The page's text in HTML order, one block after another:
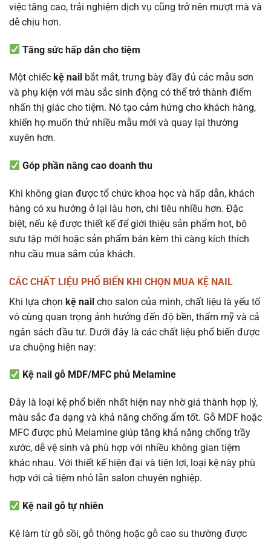
việc tăng cao, trải nghiệm dịch vụ cũng trở nên mượt mà và
dễ chịu hơn.
Tăng sức hấp dẫn cho tiệm
Một chiếc kệ nail bắt mắt, trưng bày đầy đủ các mẫu sơn
và phụ kiện với màu sắc sinh động có thể trở thành điểm
nhấn thị giác cho tiệm. Nó tạo cảm hứng cho khách hàng,
khiến họ muốn thử nhiều mẫu mới và quay lại thường
xuyên hơn.
Góp phần nâng cao doanh thu
Khi không gian được tổ chức khoa học và hấp dẫn, khách
hàng có xu hướng ở lại lâu hơn, chi tiêu nhiều hơn. Đặc
biệt, nếu kệ được thiết kế để giới thiệu sản phẩm hot, bộ
sưu tập mới hoặc sản phẩm bán kèm thì càng kích thích
nhu cầu mua sắm của khách.
CÁC CHẤT LIỆU PHỔ BIẾN KHI CHỌN MUA KỆ NAIL
Khi lựa chọn kệ nail cho salon của mình, chất liệu là yếu tố
vô cùng quan trọng ảnh hưởng đến độ bền, thẩm mỹ và cả
ngân sách đầu tư. Dưới đây là các chất liệu phổ biến được
ưa chuộng hiện nay:
Kệ nail gỗ MDF/MFC phủ Melamine
Đây là loại kệ phổ biến nhất hiện nay nhờ giá thành hợp lý,
màu sắc đa dạng và khả năng chống ẩm tốt. Gỗ MDF hoặc
MFC được phủ Melamine giúp tăng khả năng chống trầy
xước, dễ vệ sinh và phù hợp với nhiều không gian tiệm
khác nhau. Với thiết kế hiện đại và tiện lợi, loại kệ này phù
hợp với cả tiệm nhỏ lẫn salon chuyên nghiệp.
Kệ nail gỗ tự nhiên
Kệ làm từ gỗ sồi, gỗ thông hoặc gỗ cao su thường được